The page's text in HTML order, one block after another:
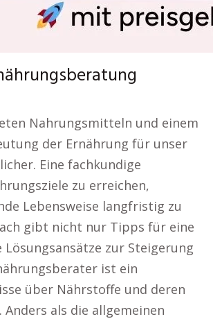
Nahrungsmitteln und einem
der Ernährung für unser
Eine fachkundige
zu erreichen,
Lebensweise langfristig zu
gibt nicht nur Tipps für eine
zur Steigerung
ist ein
über Nährstoffe und deren
als die allgemeinen